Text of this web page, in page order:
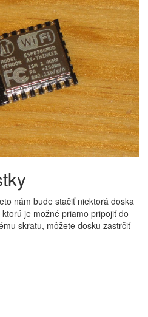
nám bude stačiť niektorá doska
je možné priamo pripojiť do
skratu, môžete dosku zastrčiť